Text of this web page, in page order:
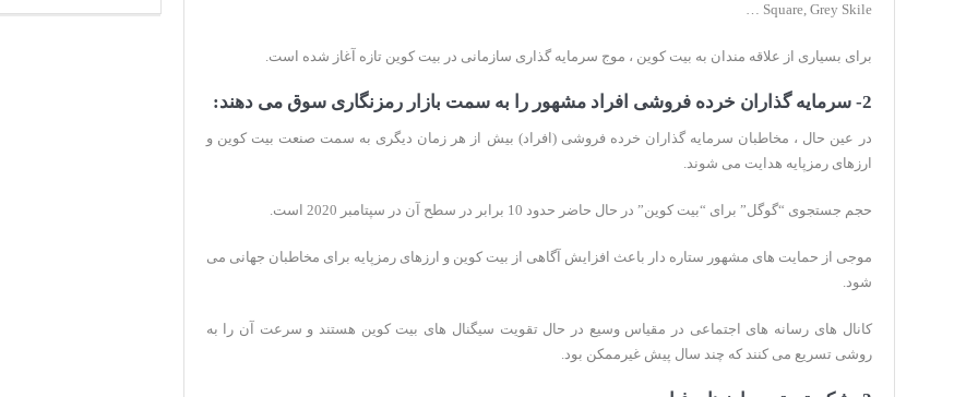
Square, Grey Skile …
برای بسیاری از علاقه مندان به بیت کوین ، موج سرمایه گذاری سازمانی در بیت کوین تازه آغاز شده است.
2- سرمایه گذاران خرده فروشی افراد مشهور را به سمت بازار رمزنگاری سوق می دهند:
در عین حال ، مخاطبان سرمایه گذاران خرده فروشی (افراد) بیش از هر زمان دیگری به سمت صنعت بیت کوین و
ارزهای رمزپایه هدایت می شوند.
حجم جستجوی “گوگل” برای “بیت کوین” در حال حاضر حدود 10 برابر در سطح آن در سپتامبر 2020 است.
موجی از حمایت های مشهور ستاره دار باعث افزایش آگاهی از بیت کوین و ارزهای رمزپایه برای مخاطبان جهانی می
شود.
کانال های رسانه های اجتماعی در مقیاس وسیع در حال تقویت سیگنال های بیت کوین هستند و سرعت آن را به
روشی تسریع می کنند که چند سال پیش غیرممکن بود.